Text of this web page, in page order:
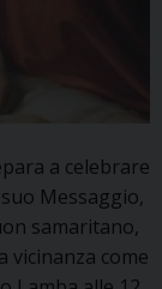
a celebrare
Messaggio,
samaritano,
vicinanza come